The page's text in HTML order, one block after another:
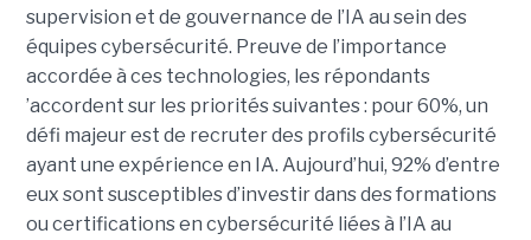
supervision et de gouvernance de l’IA au sein des
équipes cybersécurité. Preuve de l’importance
accordée à ces technologies, les répondants
’accordent sur les priorités suivantes : pour 60%, un
défi majeur est de recruter des profils cybersécurité
ayant une expérience en IA. Aujourd’hui, 92% d’entre
eux sont susceptibles d’investir dans des formations
ou certifications en cybersécurité liées à l’IA au